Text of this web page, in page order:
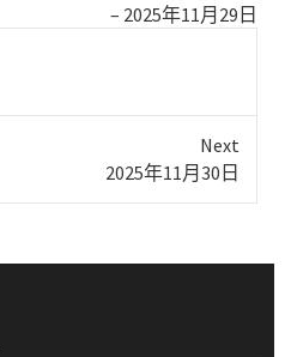
2025年11月29日
Next
2025年11月30日